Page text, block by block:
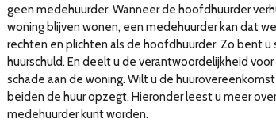
geen medehuurder. Wanneer de hoofdhuurder
woning blijven wonen, een medehuurder kan dat
rechten en plichten als de hoofdhuurder. Zo bent
huurschuld. En deelt u de verantwoordelijkheid
schade aan de woning. Wilt u de
beiden de huur opzegt. Hieronder leest u meer
medehuurder kunt worden.